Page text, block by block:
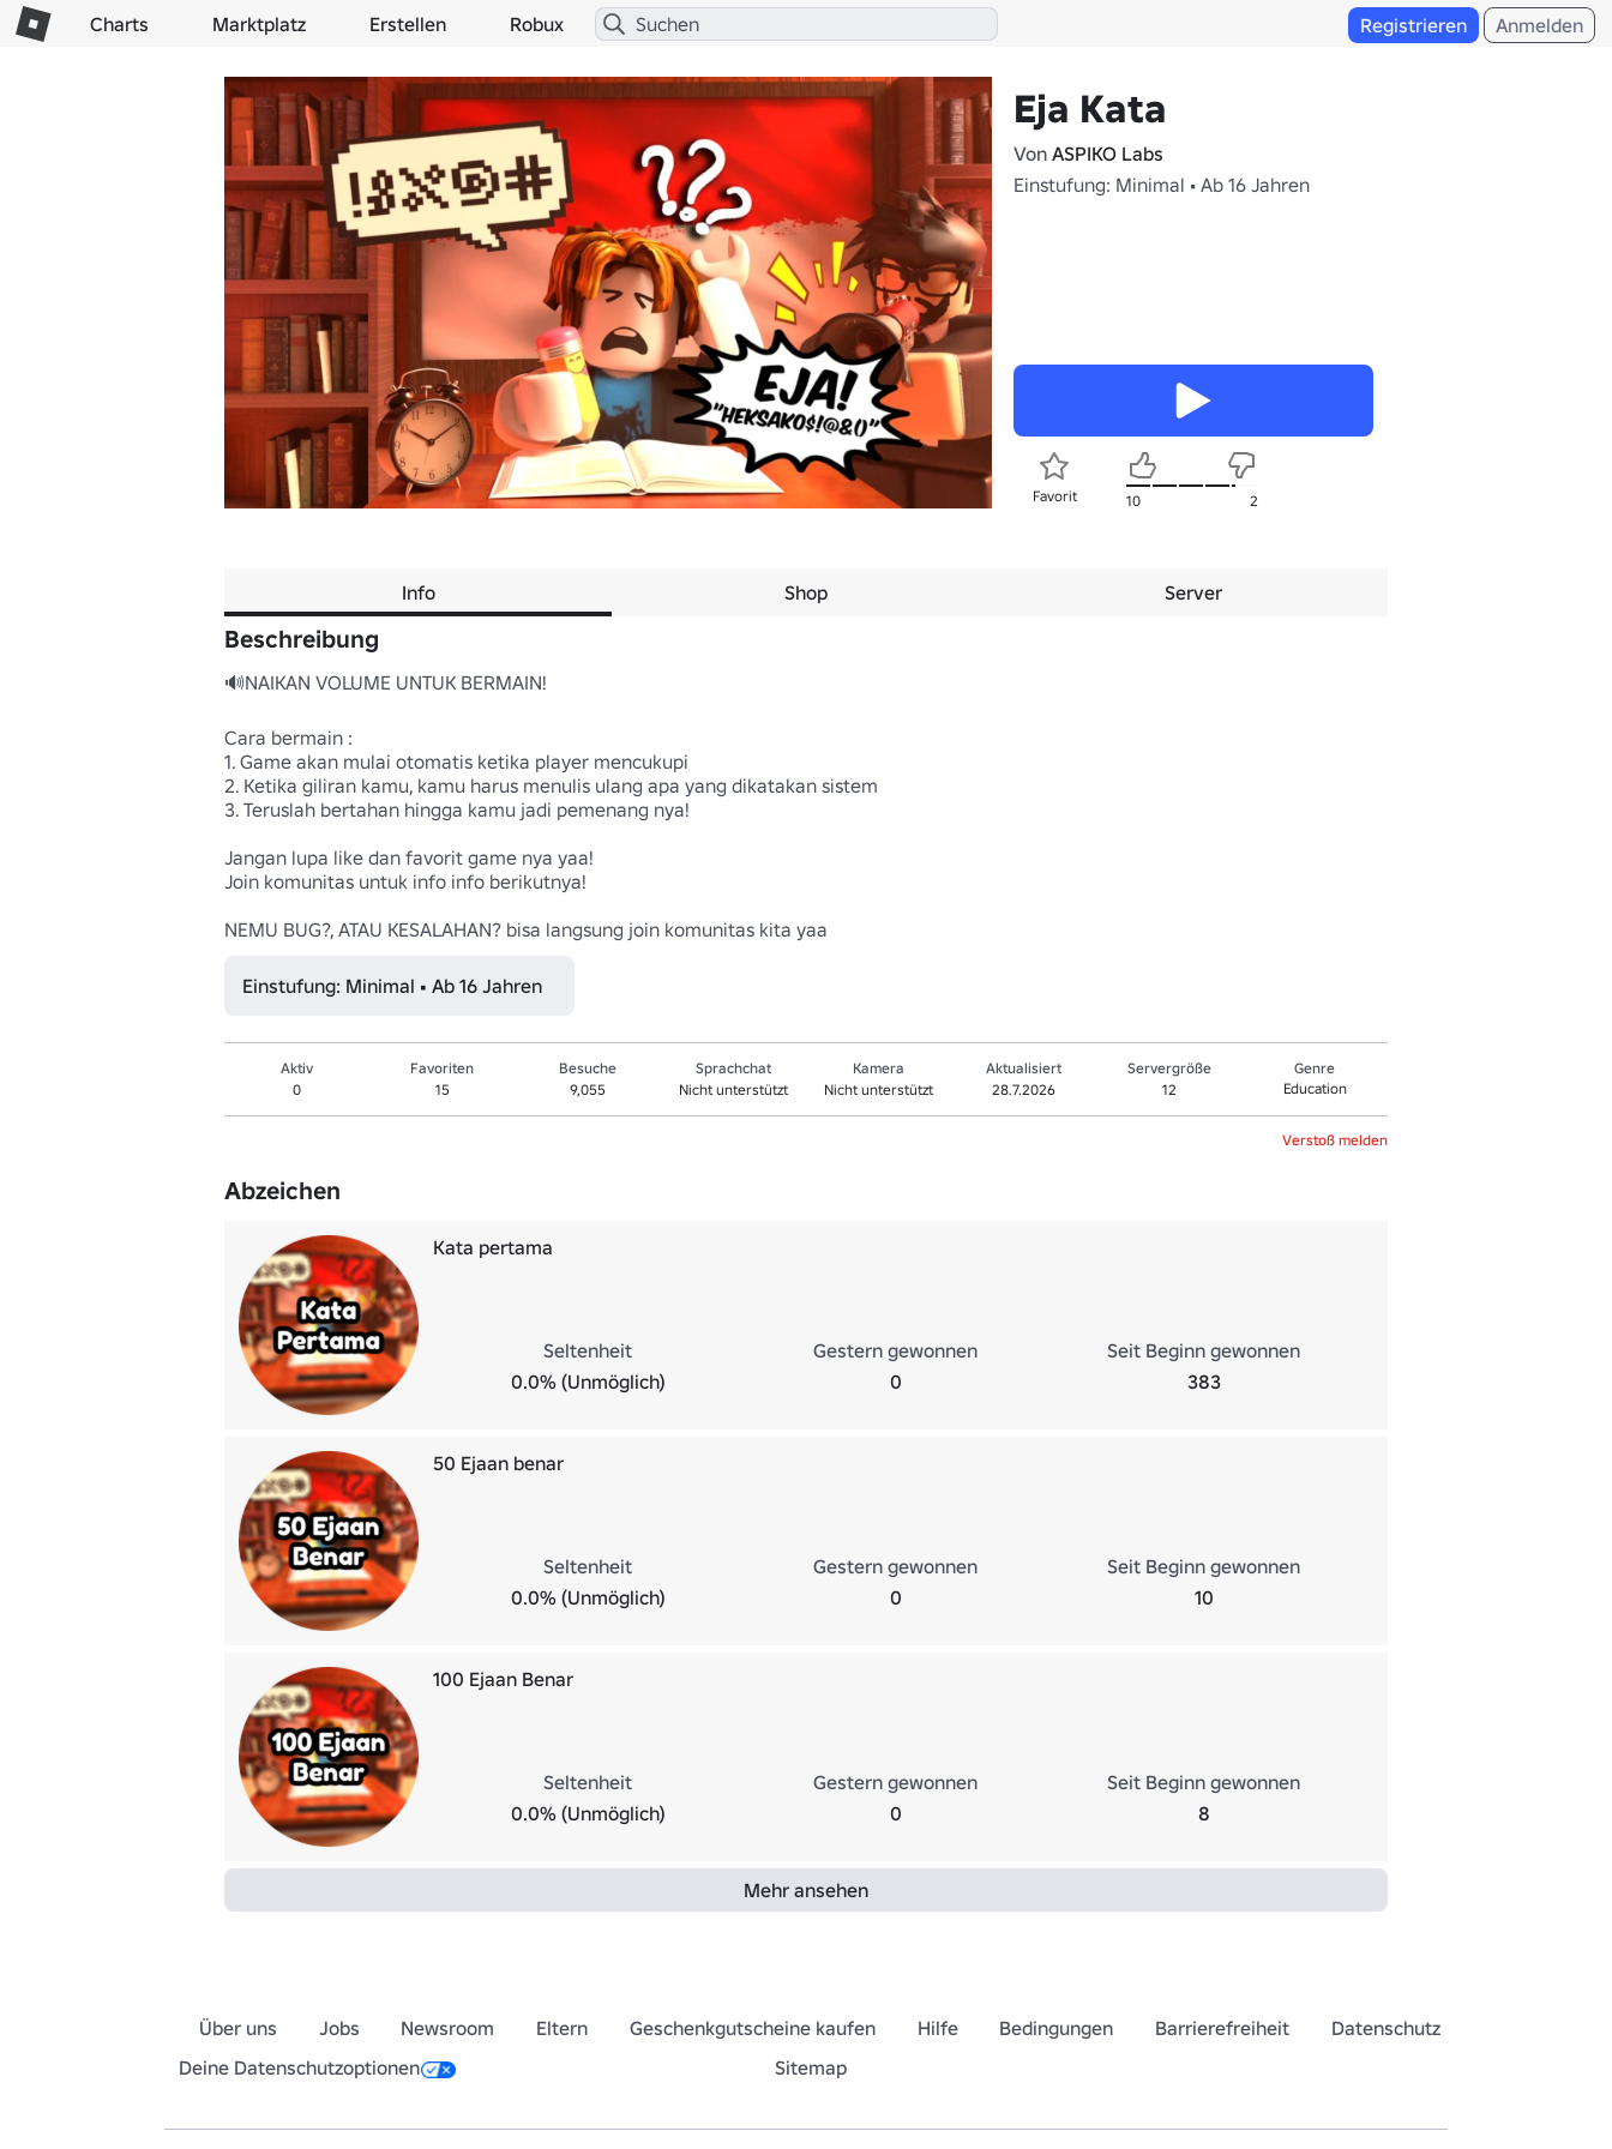
Charts Marktplatz Erstellen Robux Registrieren Anmelden
Eja Kata
Von ASPIKO Labs
Einstufung: Minimal • Ab 16 Jahren
Favorit 10 2
Info Shop Server
Beschreibung
🔊NAIKAN VOLUME UNTUK BERMAIN!
Cara bermain :
1. Game akan mulai otomatis ketika player mencukupi
2. Ketika giliran kamu, kamu harus menulis ulang apa yang dikatakan sistem
3. Teruslah bertahan hingga kamu jadi pemenang nya!
Jangan lupa like dan favorit game nya yaa!
Join komunitas untuk info info berikutnya!
NEMU BUG?, ATAU KESALAHAN? bisa langsung join komunitas kita yaa
Einstufung: Minimal • Ab 16 Jahren
Aktiv
0
Favoriten
15
Besuche
9,055
Sprachchat
Nicht unterstützt
Kamera
Nicht unterstützt
Aktualisiert
28.7.2026
Servergröße
12
Genre
Education
Verstoß melden
Abzeichen
Kata pertama
Seltenheit
0.0% (Unmöglich)
Gestern gewonnen
0
Seit Beginn gewonnen
383
50 Ejaan benar
Seltenheit
0.0% (Unmöglich)
Gestern gewonnen
0
Seit Beginn gewonnen
10
100 Ejaan Benar
Seltenheit
0.0% (Unmöglich)
Gestern gewonnen
0
Seit Beginn gewonnen
8
Mehr ansehen
Über uns Jobs Newsroom Eltern Geschenkgutscheine kaufen Hilfe Bedingungen Barrierefreiheit
Datenschutz
Deine Datenschutzoptionen
Sitemap